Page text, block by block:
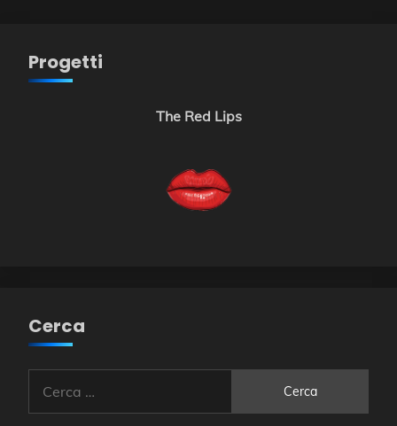
Progetti
The Red Lips
Cerca
per: